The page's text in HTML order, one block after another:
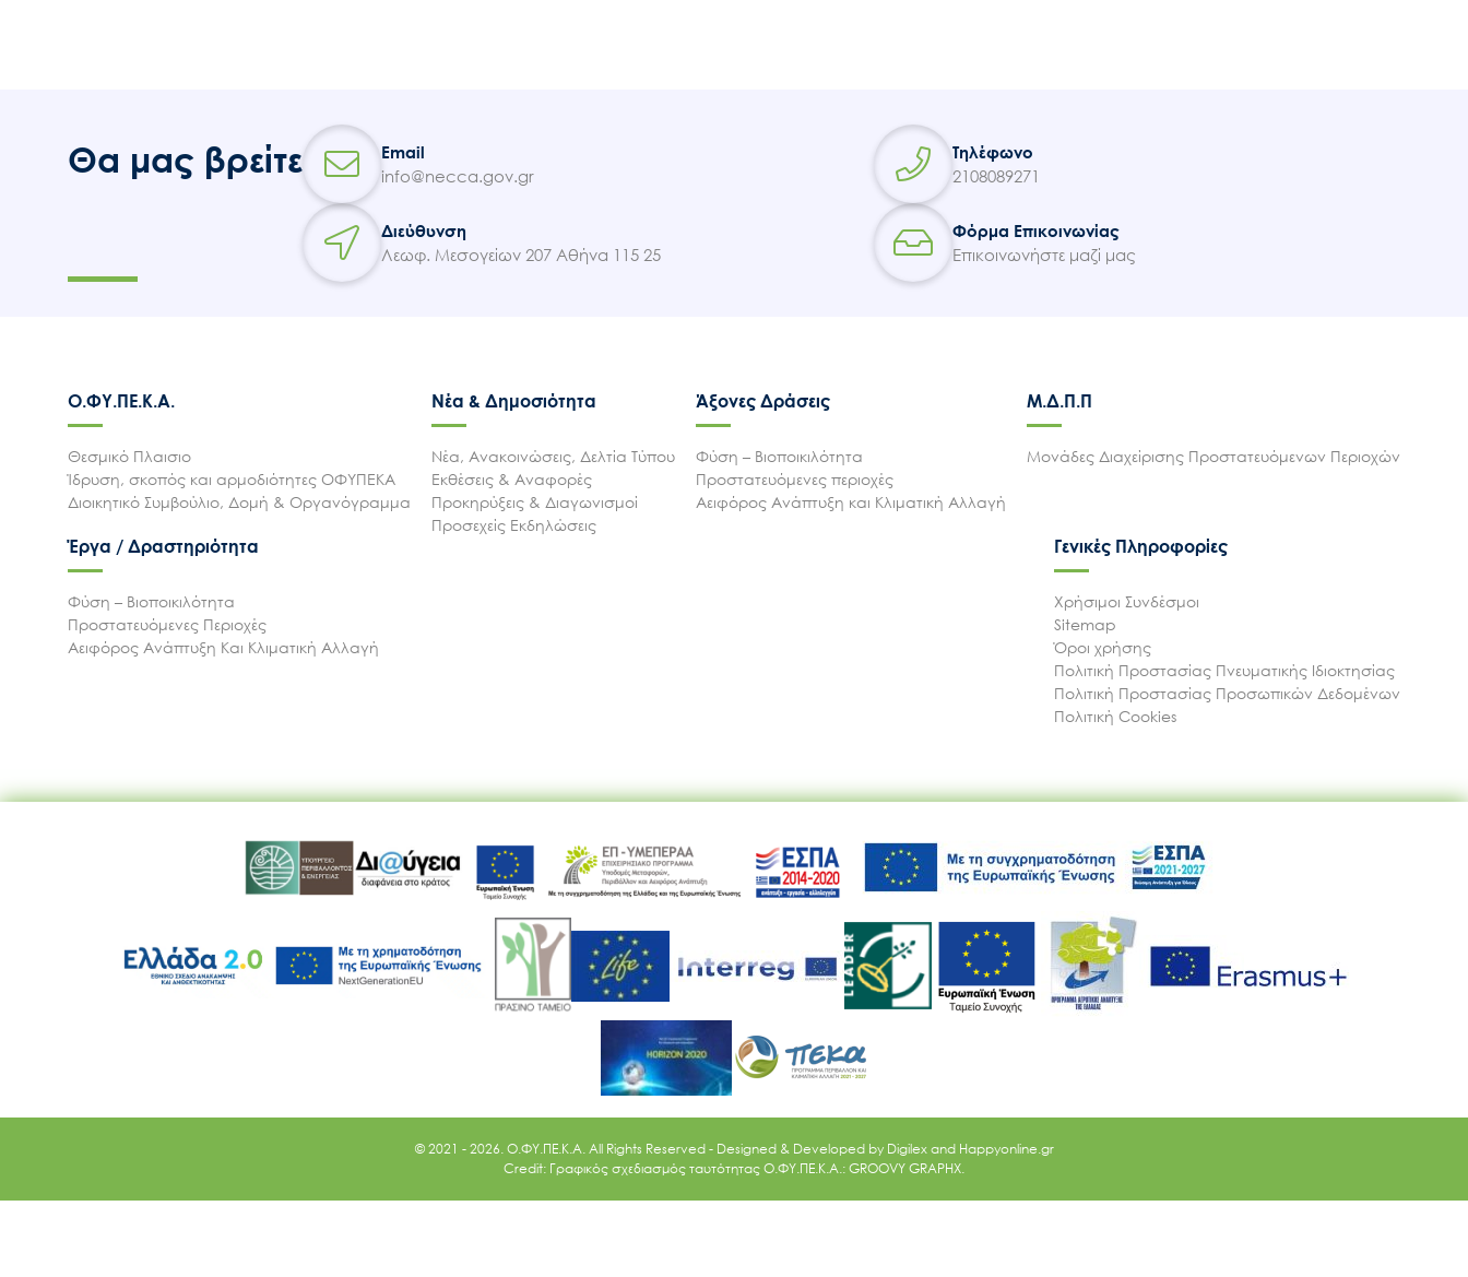
Ακολουθήστε μας
Θα μας βρείτε
Email
info@necca.gov.gr
Τηλέφωνο
2108089271
Διεύθυνση
Λεωφ. Μεσογείων 207 Αθήνα 115 25
Φόρμα Επικοινωνίας
Επικοινωνήστε μαζί μας
Ο.ΦΥ.ΠΕ.Κ.Α.
Θεσμικό Πλαισιο
Ίδρυση, σκοπός και αρμοδιότητες ΟΦΥΠΕΚΑ
Διοικητικό Συμβούλιο, Δομή & Οργανόγραμμα
Νέα & Δημοσιότητα
Νέα, Ανακοινώσεις, Δελτία Τύπου
Εκθέσεις & Αναφορές
Προκηρύξεις & Διαγωνισμοί
Προσεχείς Εκδηλώσεις
Άξονες Δράσεις
Φύση – Βιοποικιλότητα
Προστατευόμενες περιοχές
Αειφόρος Ανάπτυξη και Κλιματική Αλλαγή
Μ.Δ.Π.Π
Μονάδες Διαχείρισης Προστατευόμενων Περιοχών
Έργα / Δραστηριότητα
Φύση – Βιοποικιλότητα
Προστατευόμενες Περιοχές
Αειφόρος Ανάπτυξη Και Κλιματική Αλλαγή
Γενικές Πληροφορίες
Χρήσιμοι Συνδέσμοι
Sitemap
Όροι χρήσης
Πολιτική Προστασίας Πνευματικής Ιδιοκτησίας
Πολιτική Προστασίας Προσωπικών Δεδομένων
Πολιτική Cookies
© 2021 - 2026. O.ΦΥ.ΠΕ.Κ.Α. All Rights Reserved - Designed & Developed by Digilex and Happyonline.gr
Credit: Γραφικός σχεδιασμός ταυτότητας Ο.ΦΥ.ΠΕ.Κ.Α.: GROOVY GRAPHX.